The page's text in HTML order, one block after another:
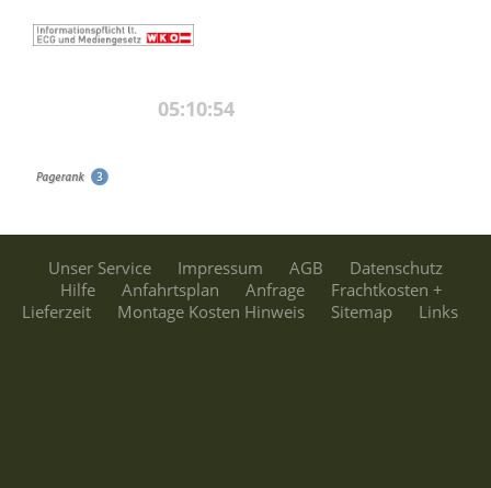
Unser Service Impressum AGB
Datenschutz
Hilfe
Anfahrtsplan Anfrage
Frachtkosten +
Lieferzeit
Montage Kosten Hinweis Sitemap Links